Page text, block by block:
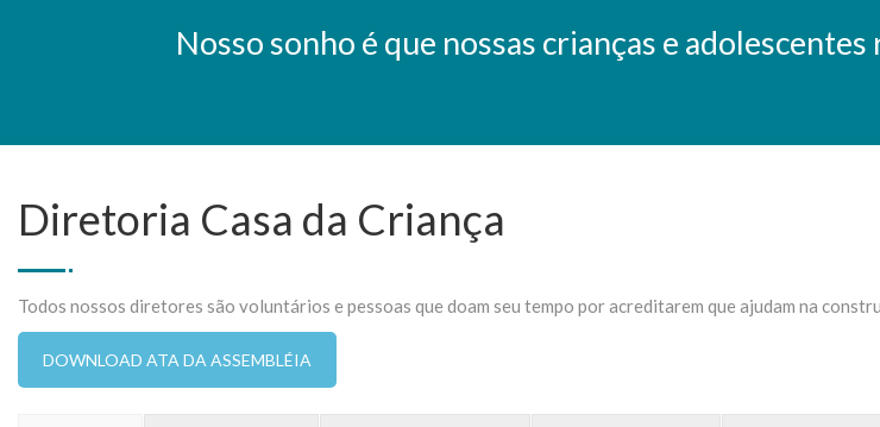
Nosso sonho é que nossas crianças e
Diretoria Casa da Criança
Todos nossos diretores são voluntários e pessoas que doam seu tempo por acreditarem que ajudam na
DOWNLOAD ATA DA ASSEMBLÉIA